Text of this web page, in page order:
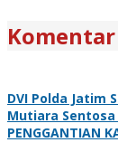
Komentar
DVI Polda Jatim
Mutiara Sentosa
PENGGANTIAN